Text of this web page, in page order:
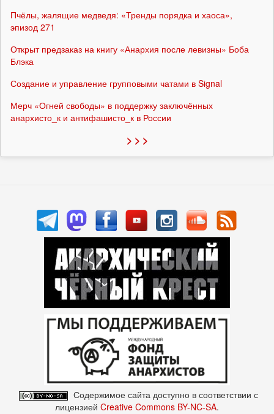
Пчёлы, жалящие медведя: «Тренды порядка и хаоса»,
эпизод 271
Открыт предзаказ на книгу «Анархия после левизны» Боба
Блэка
Создание и управление групповыми чатами в Signal
Мерч «Огней свободы» в поддержку заключённых
анархисто_к и антифашисто_к в России
> > >
Содержимое сайта доступно в соответствии с
лицензией Creative Commons BY-NC-SA.